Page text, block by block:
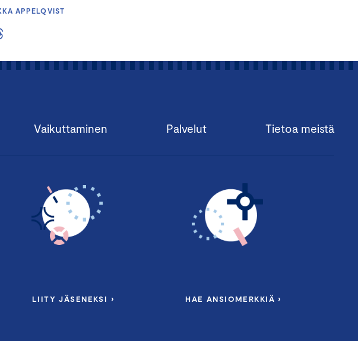
APPELQVIST
Vaikuttaminen Palvelut Tietoa meistä
LIITY JÄSENEKSI › HAE ANSIOMERKKIÄ ›